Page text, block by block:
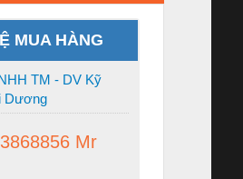
MUA HÀNG
TM - DV Kỹ
Dương
Mr